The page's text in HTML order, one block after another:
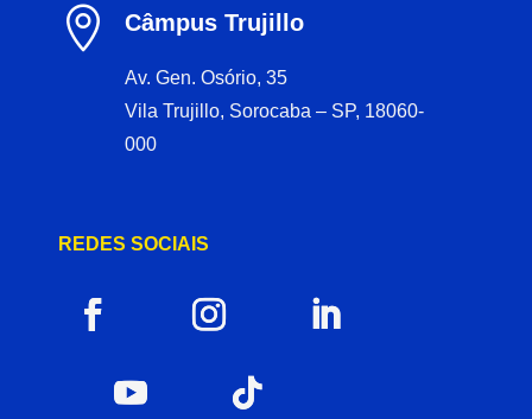
 Câmpus Trujillo
Av. Gen. Osório, 35
Vila Trujillo, Sorocaba – SP, 18060-
000
REDES SOCIAIS